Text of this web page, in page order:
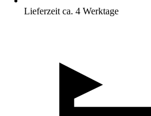
Lieferzeit ca. 4 Werktage